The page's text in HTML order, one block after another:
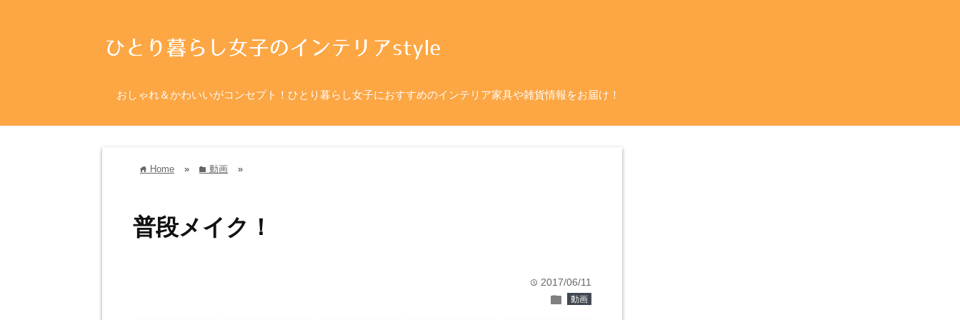
おしゃれ＆かわいいがコンセプト！ひとり暮らし女子におすすめのインテリア家具や雑貨情報をお届け！
home Home » folder 動画 »
普段メイク！
time 2017/06/11
folder 動画